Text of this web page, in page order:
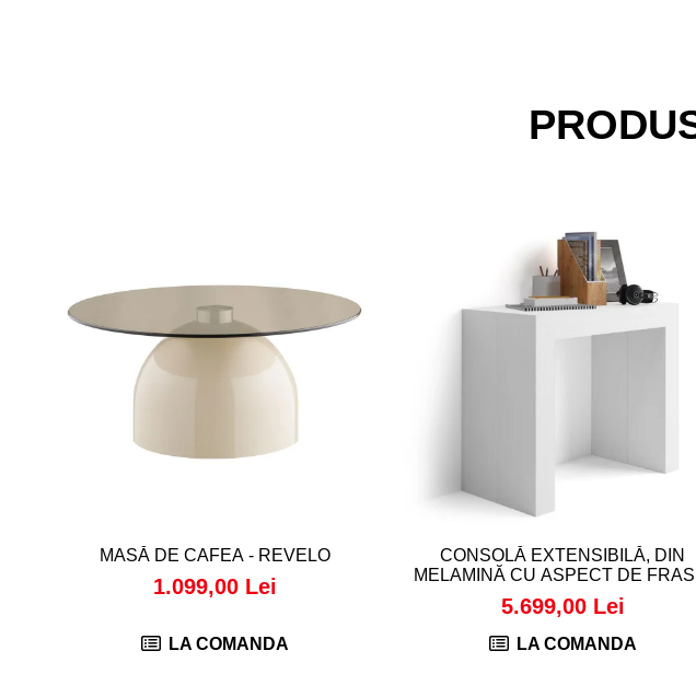
MASĂ DE CAFEA - REVELO
1.099,00 Lei
LA COMANDA
CONSOLĂ EXTENSIBILĂ, DIN
MELAMINĂ CU ASPECT DE
ALB - ANGELICA
5.699,00 Lei
LA COMANDA